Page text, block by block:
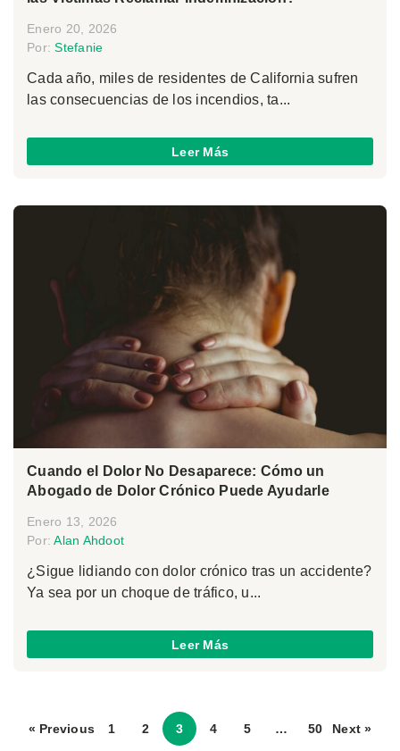
Enero 20, 2026
Por:Stefanie
Cada año, miles de residentes de California sufren
las consecuencias de los incendios, ta...
Leer Más
Cuando el Dolor No Desaparece: Cómo un
Abogado de Dolor Crónico Puede Ayudarle
Enero 13, 2026
Por:Alan Ahdoot
¿Sigue lidiando con dolor crónico tras un accidente?
Ya sea por un choque de tráfico, u...
Leer Más
« Previous 1 2 3 4 5 … 50 Next »